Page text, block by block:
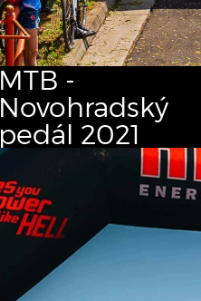
MTB -
Novohradský
pedál 2021